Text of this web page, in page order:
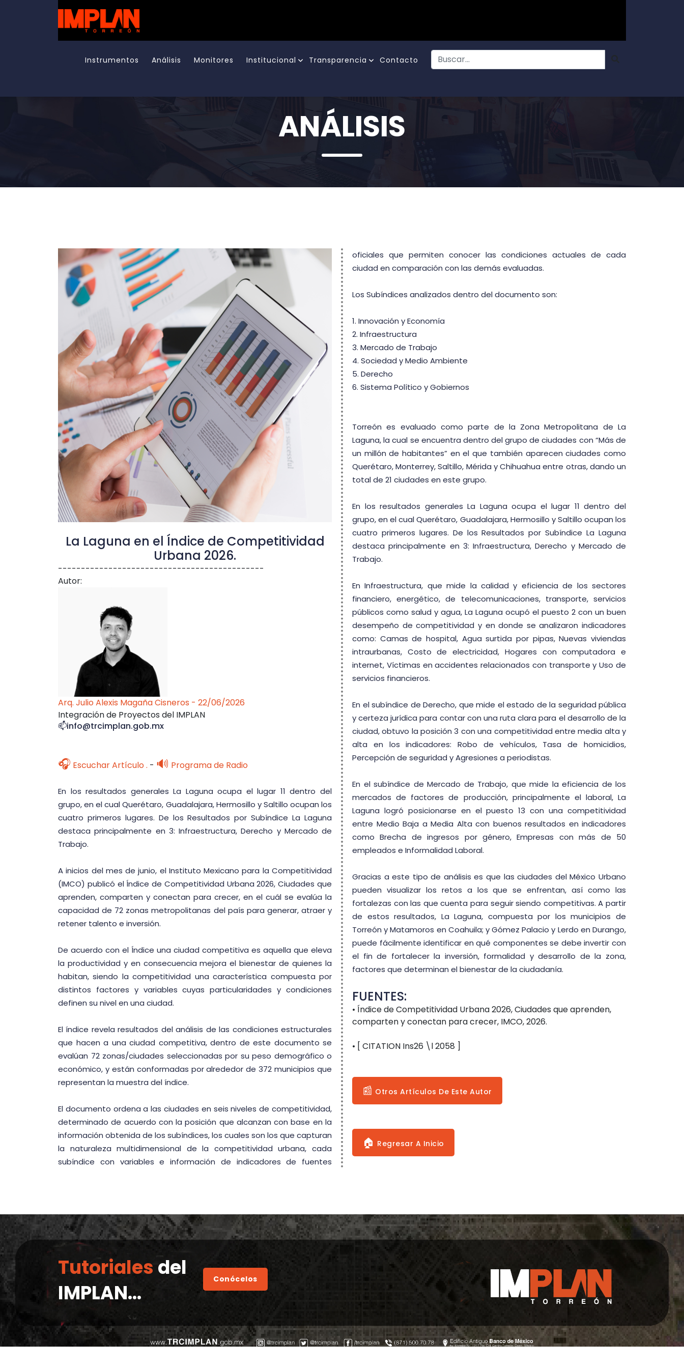
Instrumentos Análisis Monitores Institucional Transparencia Contacto
ANÁLISIS
La Laguna en el Índice de Competitividad
Urbana 2026.
---------------------------------------------
Autor:
Arq. Julio Alexis Magaña Cisneros - 22/06/2026
Integración de Proyectos del IMPLAN
📫info@trcimplan.gob.mx
🎧 Escuchar Artículo . - 🔊 Programa de Radio
En los resultados generales La Laguna ocupa el lugar 11 dentro del
grupo, en el cual Querétaro, Guadalajara, Hermosillo y Saltillo ocupan los
cuatro primeros lugares. De los Resultados por Subíndice La Laguna
destaca principalmente en 3: Infraestructura, Derecho y Mercado de
Trabajo.
A inicios del mes de junio, el Instituto Mexicano para la Competitividad
(IMCO) publicó el Índice de Competitividad Urbana 2026, Ciudades que
aprenden, comparten y conectan para crecer, en el cuál se evalúa la
capacidad de 72 zonas metropolitanas del país para generar, atraer y
retener talento e inversión.
De acuerdo con el Índice una ciudad competitiva es aquella que eleva
la productividad y en consecuencia mejora el bienestar de quienes la
habitan, siendo la competitividad una característica compuesta por
distintos factores y variables cuyas particularidades y condiciones
definen su nivel en una ciudad.
El índice revela resultados del análisis de las condiciones estructurales
que hacen a una ciudad competitiva, dentro de este documento se
evalúan 72 zonas/ciudades seleccionadas por su peso demográfico o
económico, y están conformadas por alrededor de 372 municipios que
representan la muestra del índice.
El documento ordena a las ciudades en seis niveles de competitividad,
determinado de acuerdo con la posición que alcanzan con base en la
información obtenida de los subíndices, los cuales son los que capturan
la naturaleza multidimensional de la competitividad urbana, cada
subíndice con variables e información de indicadores de fuentes
oficiales que permiten conocer las condiciones actuales de cada
ciudad en comparación con las demás evaluadas.
Los Subíndices analizados dentro del documento son:
1. Innovación y Economía
2. Infraestructura
3. Mercado de Trabajo
4. Sociedad y Medio Ambiente
5. Derecho
6. Sistema Político y Gobiernos
Torreón es evaluado como parte de la Zona Metropolitana de La
Laguna, la cual se encuentra dentro del grupo de ciudades con “Más de
un millón de habitantes” en el que también aparecen ciudades como
Querétaro, Monterrey, Saltillo, Mérida y Chihuahua entre otras, dando un
total de 21 ciudades en este grupo.
En los resultados generales La Laguna ocupa el lugar 11 dentro del
grupo, en el cual Querétaro, Guadalajara, Hermosillo y Saltillo ocupan los
cuatro primeros lugares. De los Resultados por Subíndice La Laguna
destaca principalmente en 3: Infraestructura, Derecho y Mercado de
Trabajo.
En Infraestructura, que mide la calidad y eficiencia de los sectores
financiero, energético, de telecomunicaciones, transporte, servicios
públicos como salud y agua, La Laguna ocupó el puesto 2 con un buen
desempeño de competitividad y en donde se analizaron indicadores
como: Camas de hospital, Agua surtida por pipas, Nuevas viviendas
intraurbanas, Costo de electricidad, Hogares con computadora e
internet, Víctimas en accidentes relacionados con transporte y Uso de
servicios financieros.
En el subíndice de Derecho, que mide el estado de la seguridad pública
y certeza jurídica para contar con una ruta clara para el desarrollo de la
ciudad, obtuvo la posición 3 con una competitividad entre media alta y
alta en los indicadores: Robo de vehículos, Tasa de homicidios,
Percepción de seguridad y Agresiones a periodistas.
En el subíndice de Mercado de Trabajo, que mide la eficiencia de los
mercados de factores de producción, principalmente el laboral, La
Laguna logró posicionarse en el puesto 13 con una competitividad
entre Medio Baja a Media Alta con buenos resultados en indicadores
como Brecha de ingresos por género, Empresas con más de 50
empleados e Informalidad Laboral.
Gracias a este tipo de análisis es que las ciudades del México Urbano
pueden visualizar los retos a los que se enfrentan, así como las
fortalezas con las que cuenta para seguir siendo competitivas. A partir
de estos resultados, La Laguna, compuesta por los municipios de
Torreón y Matamoros en Coahuila; y Gómez Palacio y Lerdo en Durango,
puede fácilmente identificar en qué componentes se debe invertir con
el fin de fortalecer la inversión, formalidad y desarrollo de la zona,
factores que determinan el bienestar de la ciudadanía.
FUENTES:
• Índice de Competitividad Urbana 2026, Ciudades que aprenden,
comparten y conectan para crecer, IMCO, 2026.
• [ CITATION Ins26 \l 2058 ]
📰 Otros Artículos De Este Autor
🏠 Regresar A Inicio
Tutoriales del
IMPLAN...
Conócelos